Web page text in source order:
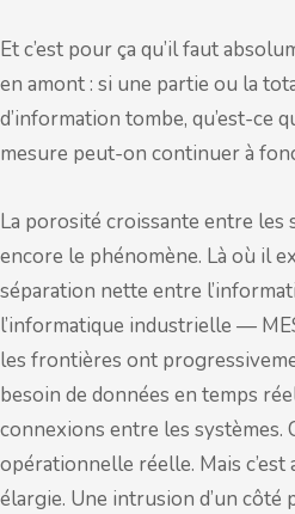
Et c’est pour ça qu’il faut
en amont : si une partie ou la
d’information tombe, qu’est-ce
mesure peut-on continuer à
La porosité croissante entre les
encore le phénomène. Là où il
séparation nette entre
l’informatique industrielle —
les frontières ont
besoin de données en temps
connexions entre les systèmes.
opérationnelle réelle. Mais c’est
élargie. Une intrusion d’un côté